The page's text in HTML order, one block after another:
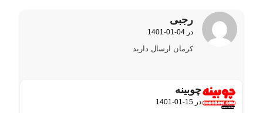
رجبی
گفته:1401-01-04 در
کرمان ارسال دارید
چوبینه
گفته:1401-01-15 در